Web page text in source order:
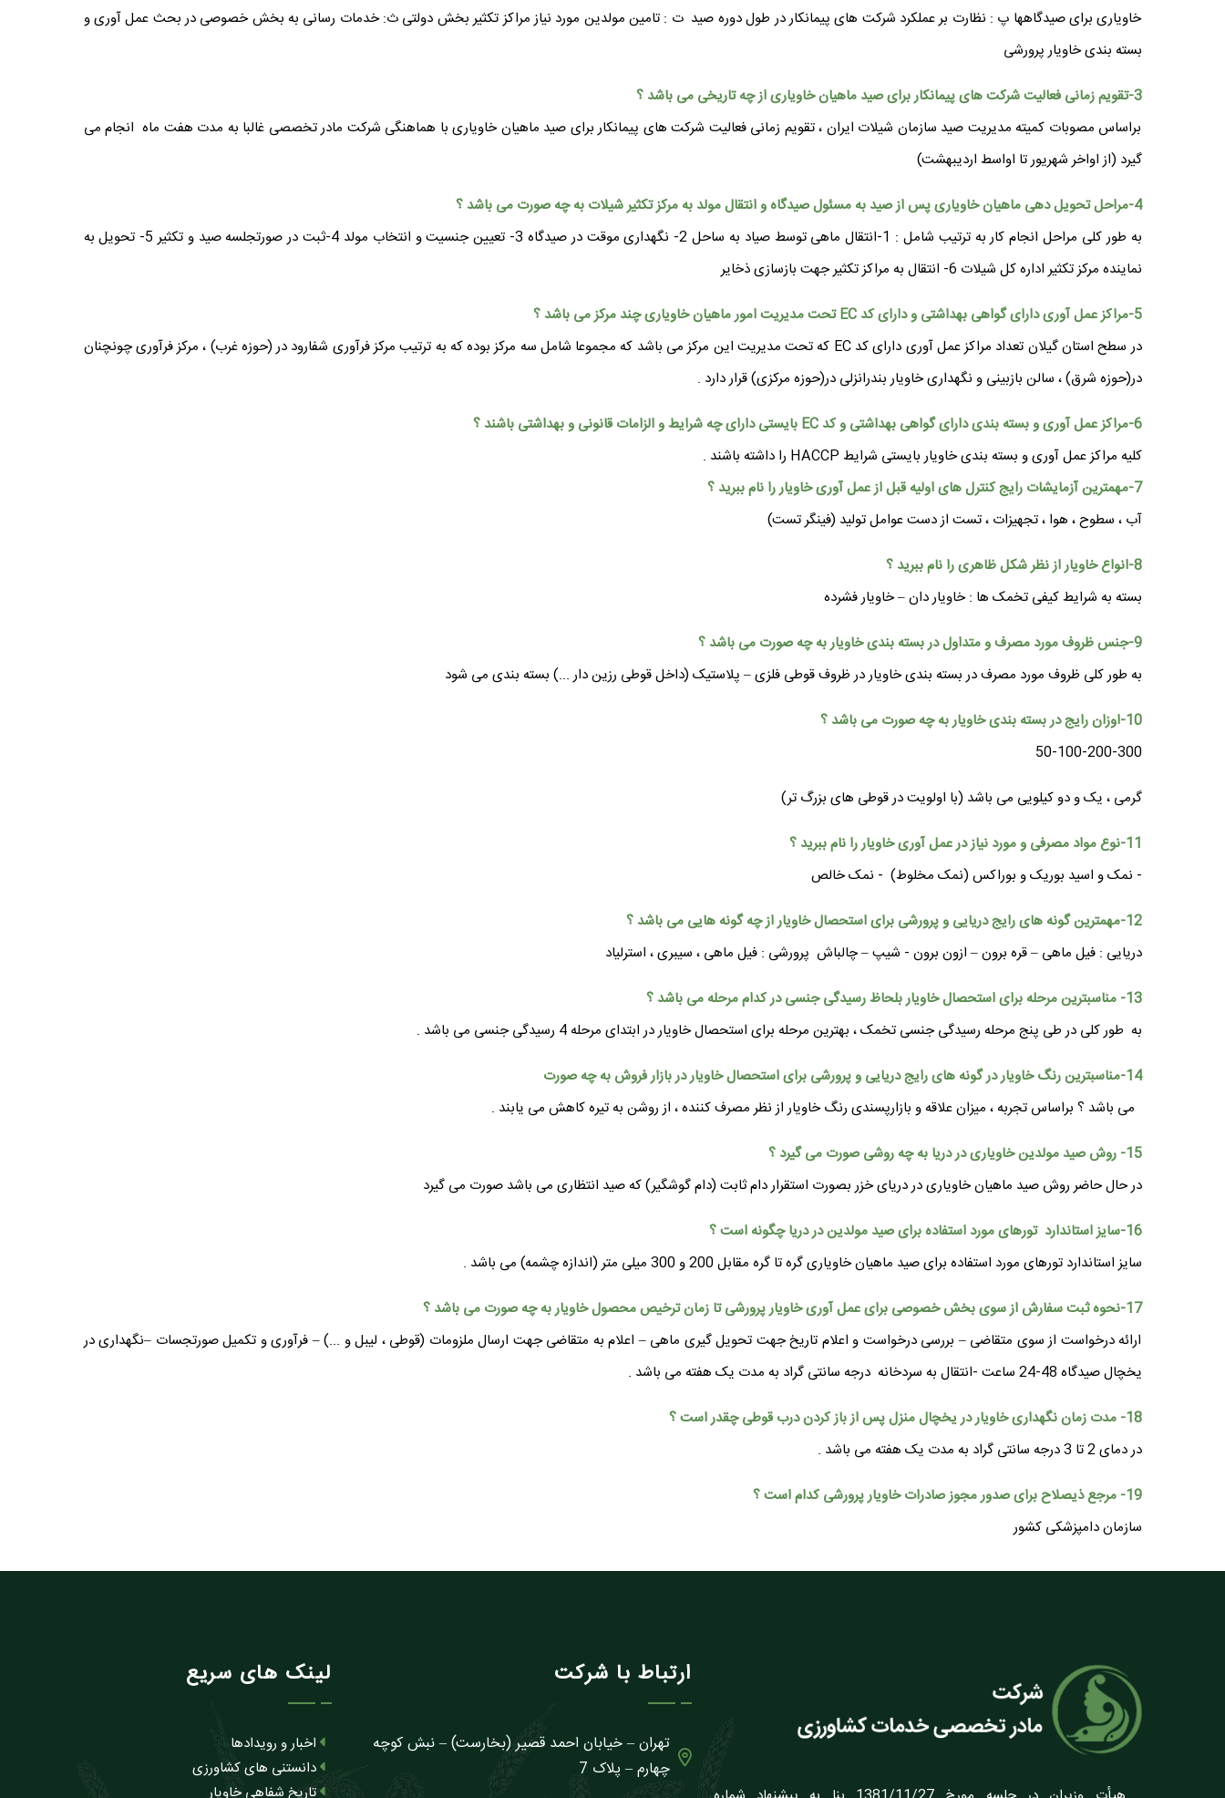
خاویاری برای صیدگاهها پ : نظارت بر عملکرد شرکت های پیمانکار در طول دوره صید ت : تامین مولدین مورد نیاز مراکز تکثیر بخش دولتی ث: خدمات رسانی به بخش خصوصی در بحث عمل آوری و
بسته بندی خاویار پرورشی
3-تقویم زمانی فعالیت شرکت های پیمانکار برای صید ماهیان خاویاری از چه تاریخی می باشد ؟
براساس مصوبات کمیته مدیریت صید سازمان شیلات ایران ، تقویم زمانی فعالیت شرکت های پیمانکار برای صید ماهیان خاویاری با هماهنگی شرکت مادر تخصصی غالبا به مدت هفت ماه انجام می
گیرد (از اواخر شهریور تا اواسط اردیبهشت)
4-مراحل تحویل دهی ماهیان خاویاری پس از صید به مسئول صیدگاه و انتقال مولد به مرکز تکثیر شیلات به چه صورت می باشد ؟
به طور کلی مراحل انجام کار به ترتیب شامل : 1-انتقال ماهی توسط صیاد به ساحل 2- نگهداری موقت در صیدگاه 3- تعیین جنسیت و انتخاب مولد 4-ثبت در صورتجلسه صید و تکثیر 5- تحویل به
نماینده مرکز تکثیر اداره کل شیلات 6- انتقال به مراکز تکثیر جهت بازسازی ذخایر
5-مراکز عمل آوری دارای گواهی بهداشتی و دارای کد EC تحت مدیریت امور ماهیان خاویاری چند مرکز می باشد ؟
در سطح استان گیلان تعداد مراکز عمل آوری دارای کد EC که تحت مدیریت این مرکز می باشد که مجموعا شامل سه مرکز بوده که به ترتیب مرکز فرآوری شفارود در (حوزه غرب) ، مرکز فرآوری چونچنان
در(حوزه شرق) ، سالن بازبینی و نگهداری خاویار بندرانزلی در(حوزه مرکزی) قرار دارد .
6-مراکز عمل آوری و بسته بندی دارای گواهی بهداشتی و کد EC بایستی دارای چه شرایط و الزامات قانونی و بهداشتی باشند ؟
کلیه مراکز عمل آوری و بسته بندی خاویار بایستی شرایط HACCP را داشته باشند .
7-مهمترین آزمایشات رایج کنترل های اولیه قبل از عمل آوری خاویار را نام ببرید ؟
آب ، سطوح ، هوا ، تجهیزات ، تست از دست عوامل تولید (فینگر تست)
8-انواع خاویار از نظر شکل ظاهری را نام ببرید ؟
بسته به شرایط کیفی تخمک ها : خاویار دان – خاویار فشرده
9-جنس ظروف مورد مصرف و متداول در بسته بندی خاویار به چه صورت می باشد ؟
به طور کلی ظروف مورد مصرف در بسته بندی خاویار در ظروف قوطی فلزی – پلاستیک (داخل قوطی رزین دار ...) بسته بندی می شود
10-اوزان رایج در بسته بندی خاویار به چه صورت می باشد ؟
50-100-200-300
گرمی ، یک و دو کیلویی می باشد (با اولویت در قوطی های بزرگ تر)
11-نوع مواد مصرفی و مورد نیاز در عمل آوری خاویار را نام ببرید ؟
- نمک و اسید بوریک و بوراکس (نمک مخلوط) - نمک خالص
12-مهمترین گونه های رایج دریایی و پرورشی برای استحصال خاویار از چه گونه هایی می باشد ؟
دریایی : فیل ماهی – قره برون – ازون برون - شیپ – چالباش پرورشی : فیل ماهی ، سیبری ، استرلیاد
13- مناسبترین مرحله برای استحصال خاویار بلحاظ رسیدگی جنسی در کدام مرحله می باشد ؟
به طور کلی در طی پنج مرحله رسیدگی جنسی تخمک ، بهترین مرحله برای استحصال خاویار در ابتدای مرحله 4 رسیدگی جنسی می باشد .
14-مناسبترین رنگ خاویار در گونه های رایج دریایی و پرورشی برای استحصال خاویار در بازار فروش به چه صورت
می باشد ؟ براساس تجربه ، میزان علاقه و بازارپسندی رنگ خاویار از نظر مصرف کننده ، از روشن به تیره کاهش می یابند .
15- روش صید مولدین خاویاری در دریا به چه روشی صورت می گیرد ؟
در حال حاضر روش صید ماهیان خاویاری در دریای خزر بصورت استقرار دام ثابت (دام گوشگیر) که صید انتظاری می باشد صورت می گیرد
16-سایز استاندارد تورهای مورد استفاده برای صید مولدین در دریا چگونه است ؟
سایز استاندارد تورهای مورد استفاده برای صید ماهیان خاویاری گره تا گره مقابل 200 و 300 میلی متر (اندازه چشمه) می باشد .
17-نحوه ثبت سفارش از سوی بخش خصوصی برای عمل آوری خاویار پرورشی تا زمان ترخیص محصول خاویار به چه صورت می باشد ؟
ارائه درخواست از سوی متقاضی – بررسی درخواست و اعلام تاریخ جهت تحویل گیری ماهی – اعلام به متقاضی جهت ارسال ملزومات (قوطی ، لیبل و ...) – فرآوری و تکمیل صورتجسات –نگهداری در
یخچال صیدگاه 48-24 ساعت -انتقال به سردخانه درجه سانتی گراد به مدت یک هفته می باشد .
18- مدت زمان نگهداری خاویار در یخچال منزل پس از باز کردن درب قوطی چقدر است ؟
در دمای 2 تا 3 درجه سانتی گراد به مدت یک هفته می باشد .
19- مرجع ذیصلاح برای صدور مجوز صادرات خاویار پرورشی کدام است ؟
سازمان دامپزشکی کشور
ارتباط با شرکت
تهران – خیابان احمد قصیر (بخارست) – نبش کوچه
چهارم – پلاک 7
لینک های سریع
اخبار و رویدادها
دانستنی های کشاورزی
تاریخ شفاهی خاویار